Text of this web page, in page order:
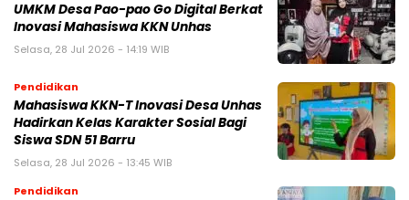
UMKM Desa Pao-pao Go Digital Berkat
Inovasi Mahasiswa KKN Unhas
Selasa, 28 Jul 2026 - 14:19 WIB
Pendidikan
Mahasiswa KKN-T Inovasi Desa Unhas
Hadirkan Kelas Karakter Sosial Bagi
Siswa SDN 51 Barru
Selasa, 28 Jul 2026 - 13:45 WIB
Pendidikan